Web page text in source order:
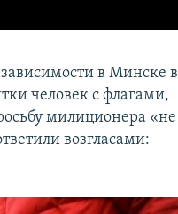
в Минске в
человек с флагами,
милиционера «не
возгласами: